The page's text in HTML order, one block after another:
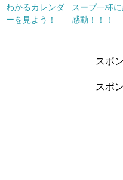
わかるカレンダ
ーを見よう！
スープ一杯に
感動！！！
スポ
スポ